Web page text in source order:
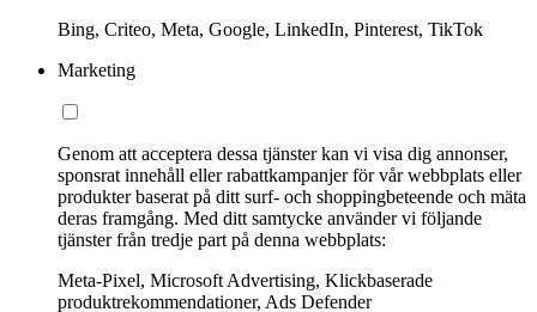
Bing, Criteo, Meta, Google, LinkedIn, Pinterest, TikTok
Marketing
Genom att acceptera dessa tjänster kan vi visa dig annonser,
sponsrat innehåll eller rabattkampanjer för vår webbplats eller
produkter baserat på ditt surf- och shoppingbeteende och mäta
deras framgång. Med ditt samtycke använder vi följande
tjänster från tredje part på denna webbplats:
Meta-Pixel, Microsoft Advertising, Klickbaserade
produktrekommendationer, Ads Defender